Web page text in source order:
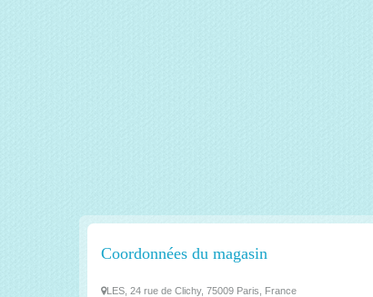
Coordonnées du magasin
LES, 24 rue de Clichy, 75009 Paris, France